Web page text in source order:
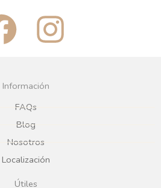
F
a
c
e
b
o
I
n
g
Información
FAQs
Blog
Nosotros
Localización
Útiles